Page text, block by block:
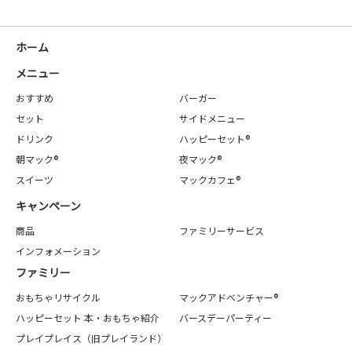
ホーム
メニュー
おすすめ
バーガー
セット
サイドメニュー
ドリンク
ハッピーセット®
朝マック®
夜マック®
スイーツ
マックカフェ®
キャンペーン
商品
ファミリーサービス
インフォメーション
ファミリー
おもちゃリサイクル
マックアドベンチャー®
ハッピーセット 本・おもちゃ紹介
バースデーパーティー
プレイプレイス（旧プレイランド）